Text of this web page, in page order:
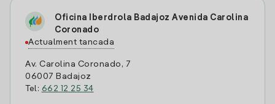
Oficina Iberdrola Badajoz Avenida Carolina
Coronado
Actualment tancada
Av. Carolina Coronado, 7
06007 Badajoz
Tel: 662 12 25 34